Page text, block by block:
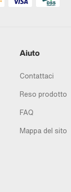
Aiuto
Contattaci
Reso prodotto
FAQ
Mappa del sito